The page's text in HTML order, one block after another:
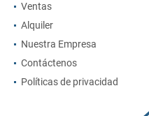
Ventas
Alquiler
Nuestra Empresa
Contáctenos
Políticas de privacidad